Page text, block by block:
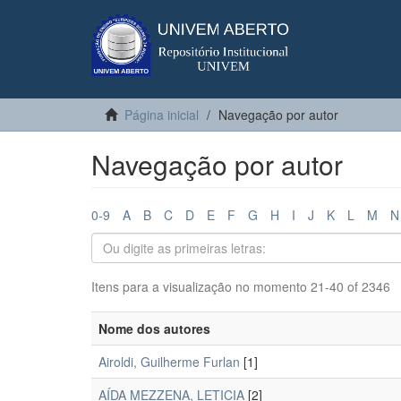
Página inicial Navegação por autor
Navegação por autor
0-9 A B C D E F G H I J K L M N
Itens para a visualização no momento 21-40 of 2346
Nome dos autores
Airoldi, Guilherme Furlan [1]
AÍDA MEZZENA, LETICIA [2]